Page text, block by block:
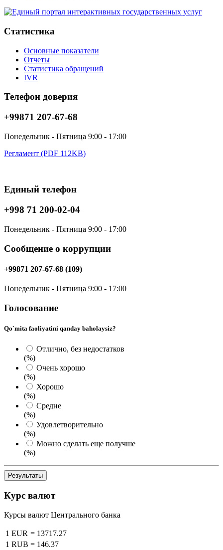
Статистика
Основные показатели
Отчеты
Статистика обращений
IVR
Телефон доверия
+99871 207-67-68
Понедельник - Пятница 9:00 - 17:00
Регламент (PDF 112KB)
Единый телефон
+998 71 200-02-04
Понедельник - Пятница 9:00 - 17:00
Сообщение о коррупции
+99871 207-67-68 (109)
Понедельник - Пятница 9:00 - 17:00
Голосование
Qo`mita faoliyatini qanday baholaysiz?
Отлично, без недостатков
(%)
Очень хорошо
(%)
Хорошо
(%)
Средне
(%)
Удовлетворительно
(%)
Можно сделать еще получше
(%)
Результаты
Курс валют
Курсы валют Центрального банка
1 EUR = 13717.27
1 RUB = 146.37